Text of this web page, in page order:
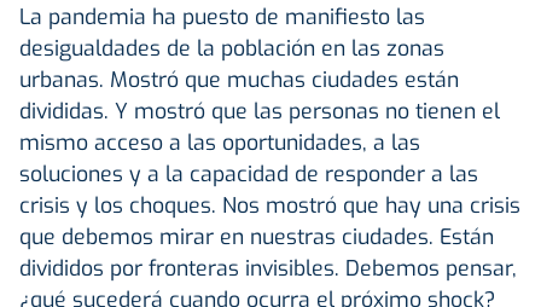
La pandemia ha puesto de manifiesto las
desigualdades de la población en las zonas
urbanas. Mostró que muchas ciudades están
divididas. Y mostró que las personas no tienen el
mismo acceso a las oportunidades, a las
soluciones y a la capacidad de responder a las
crisis y los choques. Nos mostró que hay una crisis
que debemos mirar en nuestras ciudades. Están
divididos por fronteras invisibles. Debemos pensar,
¿qué sucederá cuando ocurra el próximo shock?